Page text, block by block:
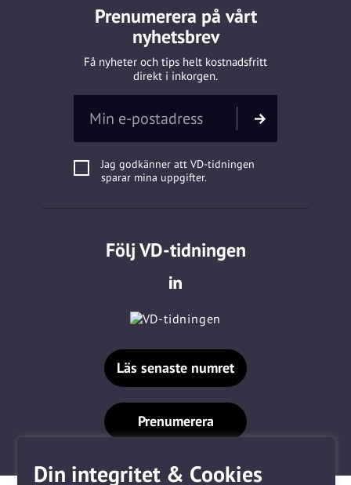
Din integritet & Cookies
Prenumerera på vårt
nyhetsbrev
Få nyheter och tips helt kostnadsfritt
direkt i inkorgen.
Jag godkänner att VD-tidningen
sparar mina uppgifter.
Följ VD-tidningen
Läs senaste numret
Prenumerera